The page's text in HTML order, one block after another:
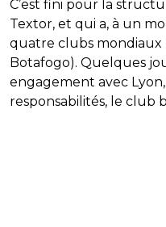
C’est fini pour la
Textor, et qui a, à un
quatre clubs mondiaux
Botafogo). Quelques
engagement avec
responsabilités, le club